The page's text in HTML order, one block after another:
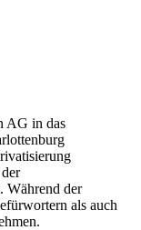
AG in das
Während der
als auch